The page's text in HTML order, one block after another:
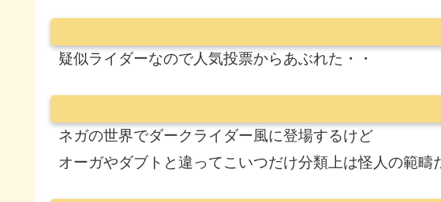
疑似ライダーなので人気投票からあぶれた・・
ネガの世界でダークライダー風に登場するけど
オーガやダブトと違ってこいつだけ分類上は怪人の範疇